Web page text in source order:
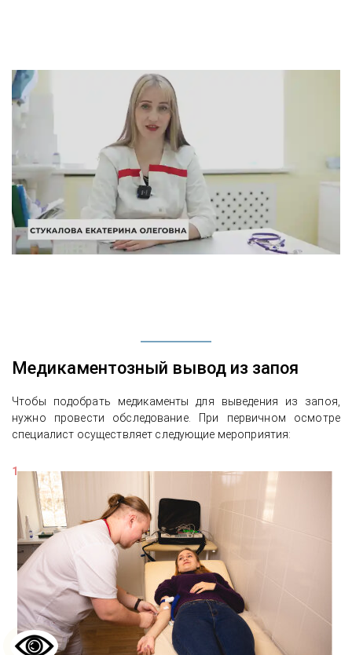
Медикаментозный вывод из запоя
Чтобы подобрать медикаменты для выведения из запоя,
нужно провести обследование. При первичном осмотре
специалист осуществляет следующие мероприятия: